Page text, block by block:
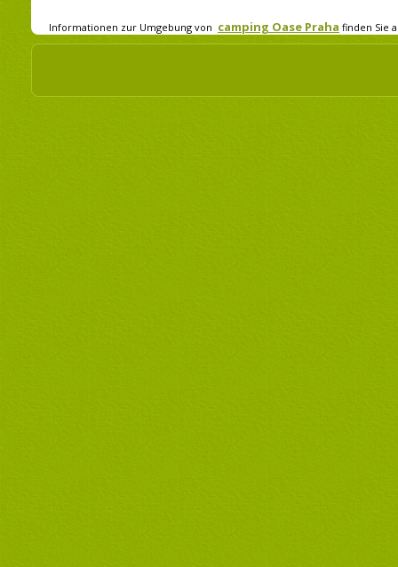
Informationen zur Umgebung von camping Oase Praha finden Sie